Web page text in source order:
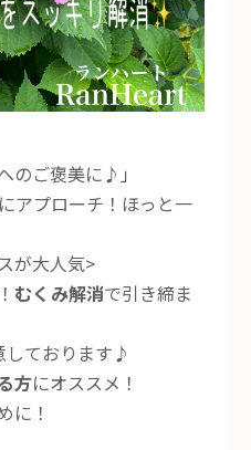
のご褒美に♪」
アプローチ！ほっと一
が大人気>
むくみ解消で引き締ま
しております♪
方にオススメ！
に！